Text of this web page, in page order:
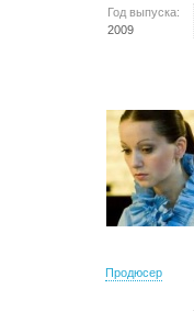
Год выпуска:
2009
Продюсер